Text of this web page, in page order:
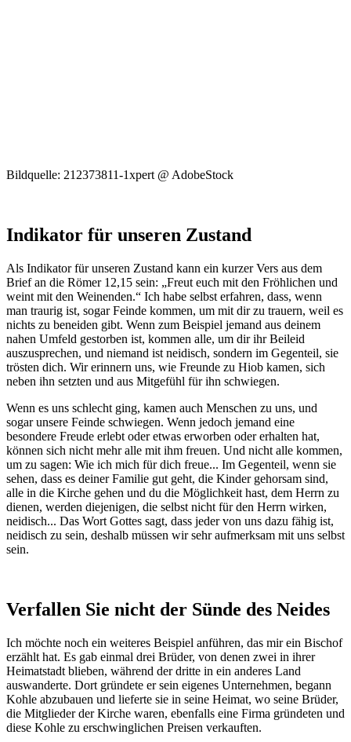
Bildquelle: 212373811-1xpert @ AdobeStock
Indikator für unseren Zustand
Als Indikator für unseren Zustand kann ein kurzer Vers aus dem
Brief an die Römer 12,15 sein: „Freut euch mit den Fröhlichen und
weint mit den Weinenden.“ Ich habe selbst erfahren, dass, wenn
man traurig ist, sogar Feinde kommen, um mit dir zu trauern, weil es
nichts zu beneiden gibt. Wenn zum Beispiel jemand aus deinem
nahen Umfeld gestorben ist, kommen alle, um dir ihr Beileid
auszusprechen, und niemand ist neidisch, sondern im Gegenteil, sie
trösten dich. Wir erinnern uns, wie Freunde zu Hiob kamen, sich
neben ihn setzten und aus Mitgefühl für ihn schwiegen.
Wenn es uns schlecht ging, kamen auch Menschen zu uns, und
sogar unsere Feinde schwiegen. Wenn jedoch jemand eine
besondere Freude erlebt oder etwas erworben oder erhalten hat,
können sich nicht mehr alle mit ihm freuen. Und nicht alle kommen,
um zu sagen: Wie ich mich für dich freue... Im Gegenteil, wenn sie
sehen, dass es deiner Familie gut geht, die Kinder gehorsam sind,
alle in die Kirche gehen und du die Möglichkeit hast, dem Herrn zu
dienen, werden diejenigen, die selbst nicht für den Herrn wirken,
neidisch... Das Wort Gottes sagt, dass jeder von uns dazu fähig ist,
neidisch zu sein, deshalb müssen wir sehr aufmerksam mit uns selbst
sein.
Verfallen Sie nicht der Sünde des Neides
Ich möchte noch ein weiteres Beispiel anführen, das mir ein Bischof
erzählt hat. Es gab einmal drei Brüder, von denen zwei in ihrer
Heimatstadt blieben, während der dritte in ein anderes Land
auswanderte. Dort gründete er sein eigenes Unternehmen, begann
Kohle abzubauen und lieferte sie in seine Heimat, wo seine Brüder,
die Mitglieder der Kirche waren, ebenfalls eine Firma gründeten und
diese Kohle zu erschwinglichen Preisen verkauften.